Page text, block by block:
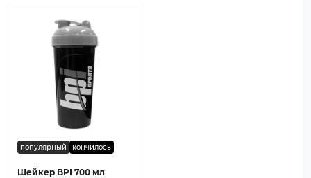
популярный кончилось
Шейкер BPI 700 мл